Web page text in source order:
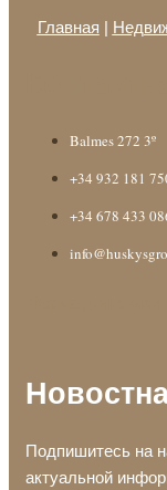
Главная |
Balmes 272 3º
+34 932 181
+34 678 433
Подпишитесь на
актуальной